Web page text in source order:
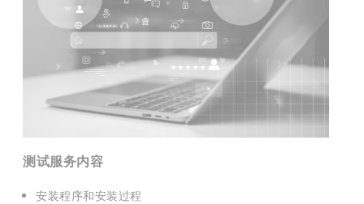
测试服务内容
安装程序和安装过程